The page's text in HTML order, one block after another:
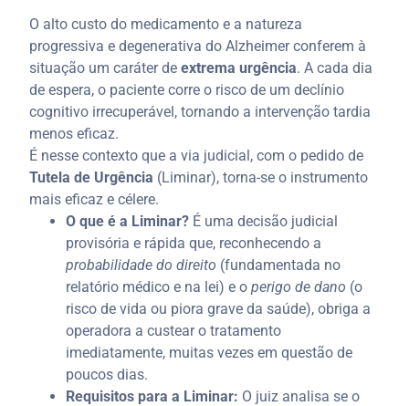
O alto custo do medicamento e a natureza
progressiva e degenerativa do Alzheimer conferem à
situação um caráter deextrema urgência. A cada dia
de espera, o paciente corre o risco de um declínio
cognitivo irrecuperável, tornando a intervenção tardia
menos eficaz.
É nesse contexto que a via judicial, com o pedido de
Tutela de Urgência (Liminar), torna-se o instrumento
mais eficaz e célere.
O que é a Liminar? É uma decisão judicial
provisória e rápida que, reconhecendo a
probabilidade do direito (fundamentada no
relatório médico e na lei) e operigo de dano (o
risco de vida ou piora grave da saúde), obriga a
operadora a custear o tratamento
imediatamente, muitas vezes em questão de
poucos dias.
Requisitos para a Liminar: O juiz analisa se o